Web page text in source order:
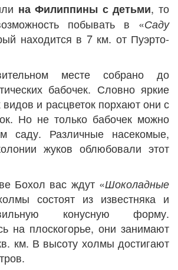
на Филиппины с детьми, то
побывать в «Саду
находится в 7 км. от Пуэрто-
месте собрано до
бабочек. Словно яркие
видов и расцветок порхают они с
Но не только бабочек можно
саду. Различные насекомые,
жуков облюбовали этот
Бохол вас ждут «Шоколадные
состоят из известняка и
конусную форму.
на плоскогорье, они занимают
км. В высоту холмы достигают